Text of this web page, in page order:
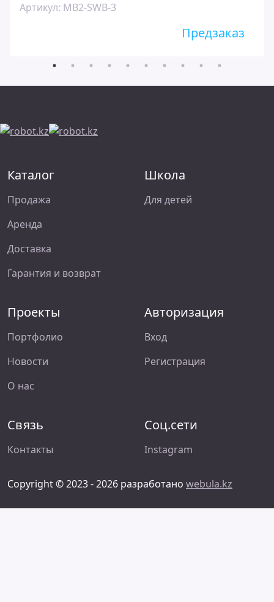
Артикул: MB2-SWB-3
Предзаказ
Каталог
Продажа
Аренда
Доставка
Гарантия и возврат
Школа
Для детей
Проекты
Портфолио
Новости
О нас
Авторизация
Вход
Регистрация
Связь
Контакты
Соц.сети
Instagram
Copyright © 2023 - 2026 разработано webula.kz